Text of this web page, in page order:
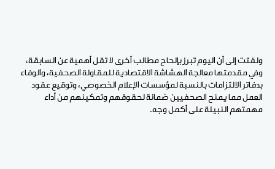
ولفتت إلى أن اليوم تبرز بإلحاح مطالب أخرى لا تقل أهمية عن السابقة،
وفي مقدمتها معالجة الهشاشة الاقتصادية للمقاولة الصحفية، والوفاء
بدفاتر الالتزامات بالنسبة لمؤسسات الإعلام الخصوصي، وتوقيع عقود
العمل مما يمنح الصحفيين ضمانة لحقوقهم وتمكينهم من أداء
مهمتهم النبيلة على أكمل وجه.